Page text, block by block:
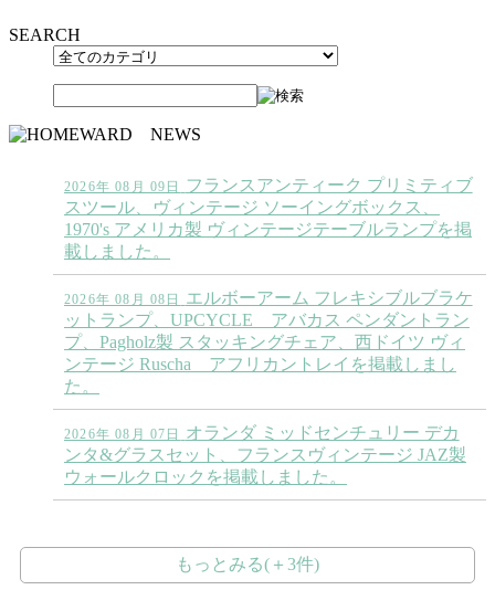
SEARCH
2026年 08月 09日
フランスアンティーク プリミティブ
スツール、ヴィンテージ ソーイングボックス、
1970's アメリカ製 ヴィンテージテーブルランプを掲
載しました。
2026年 08月 08日
エルボーアーム フレキシブルブラケ
ットランプ、UPCYCLE アバカス ペンダントラン
プ、Pagholz製 スタッキングチェア、西ドイツ ヴィ
ンテージ Ruscha アフリカントレイを掲載しまし
た。
2026年 08月 07日
オランダ ミッドセンチュリー デカ
ンタ&グラスセット、フランスヴィンテージ JAZ製
ウォールクロックを掲載しました。
もっとみる(＋3件)